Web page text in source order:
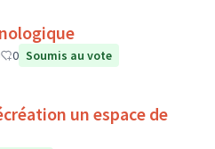
0 Soumis au vote
un espace de